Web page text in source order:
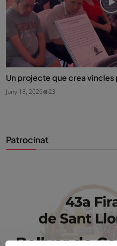
Un projecte que crea
Juny 18, 2026 23
Patrocinat